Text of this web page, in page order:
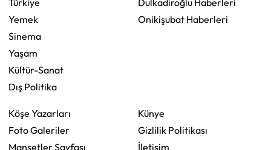
Türkiye
Yemek
Sinema
Yaşam
Kültür-Sanat
Dış Politika
Dulkadiroğlu Haberleri
Onikişubat Haberleri
Köşe Yazarları
Foto Galeriler
Manşetler Sayfası
Künye
Gizlilik Politikası
İletişim